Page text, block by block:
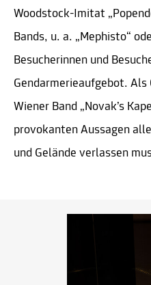
Woodstock-Imitat
Bands, u. a. „Mephisto“
Besucherinnen und
Gendarmerieaufgebot.
Wiener Band „Novak’s
provokanten Aussagen
und Gelände verlassen